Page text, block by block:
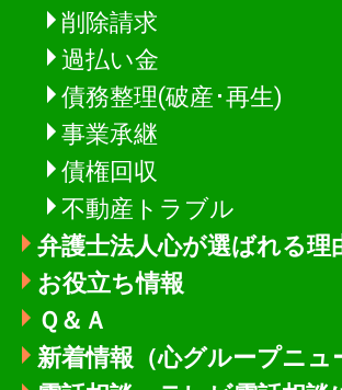
削除請求
過払い金
債務整理(破産･再生)
事業承継
債権回収
不動産トラブル
弁護士法人心が選ばれる理
お役立ち情報
Ｑ＆Ａ
新着情報 （心グループニュ